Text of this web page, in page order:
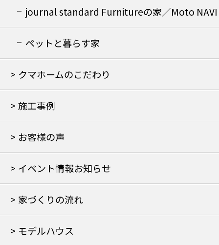
journal standard Furnitureの家／Moto NAVI
の家
ペットと暮らす家
クマホームのこだわり
施工事例
お客様の声
イベント情報お知らせ
家づくりの流れ
モデルハウス